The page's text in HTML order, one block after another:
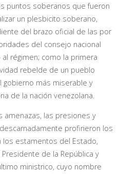
puntos soberanos que fueron
un plesbicito soberano,
del brazo oficial de las por
del consejo nacional
régimen; como la primera
rebelde de un pueblo
gobierno más miserable y
de la nación venezolana.
amenazas, las presiones y
profirieron los
los estamentos del Estado,
de la República y
ministrico, cuyo nombre